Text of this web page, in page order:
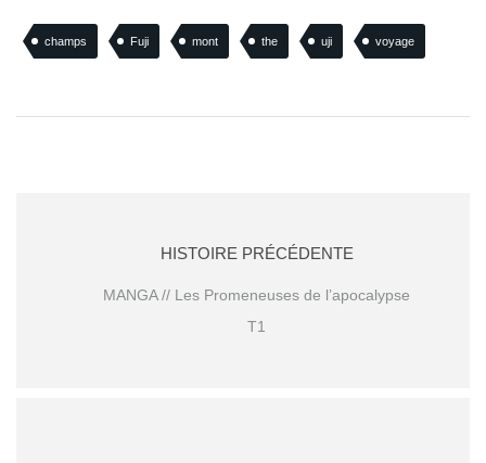
champs Fuji mont the uji voyage
HISTOIRE PRÉCÉDENTE
MANGA // Les Promeneuses de l’apocalypse
T1